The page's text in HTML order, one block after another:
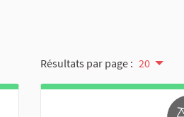
Résultats par page : 20